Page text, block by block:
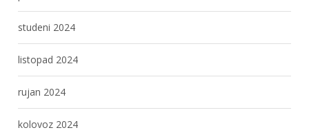
studeni 2024
listopad 2024
rujan 2024
kolovoz 2024